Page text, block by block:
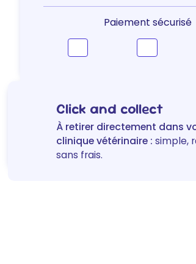
Plan
Start
poulet
Paiement sécurisé
Click and collect
À retirer directement dans
clinique vétérinaire : simple,
sans frais.